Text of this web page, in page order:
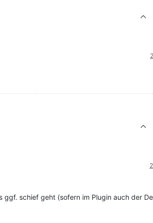
ggf. schief geht (sofern im Plugin auch der